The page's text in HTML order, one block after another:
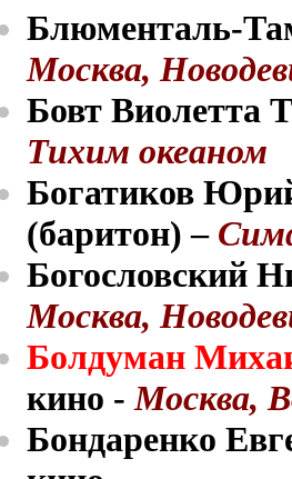
Блюменталь-
Москва,
Бовт Виолетта
Тихим океаном
Богатиков
(баритон) –
Богословский
Москва,
Болдуман
кино - Москва,
Бондаренко